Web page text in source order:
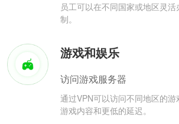
员工可以在不同国家或地区灵
制。
游戏和娱乐
访问游戏服务器
通过VPN可以访问不同地区的
游戏内容和更低的延迟。